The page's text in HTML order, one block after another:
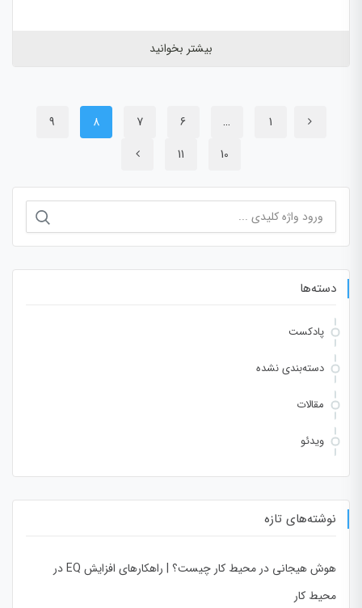
بیشتر بخوانید
1
…
6
7
8
9
10
11
جستجو
دسته‌ها
پادکست
دسته‌بندی نشده
مقالات
ویدئو
نوشته‌های تازه
هوش هیجانی در محیط کار چیست؟ | راهکارهای افزایش EQ در
محیط کار